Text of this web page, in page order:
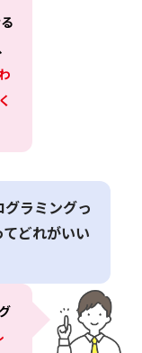
ラミングっ
どれがいい